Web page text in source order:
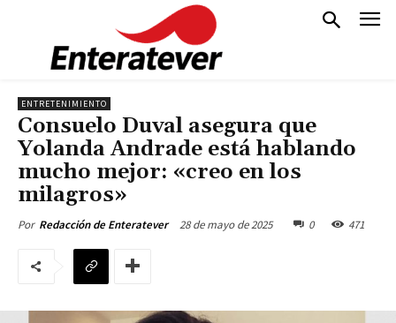
ENTRETENIMIENTO
Consuelo Duval asegura que
Yolanda Andrade está hablando
mucho mejor: «creo en los
milagros»
Por Redacción de Enteratever 28 de mayo de 2025 0 471